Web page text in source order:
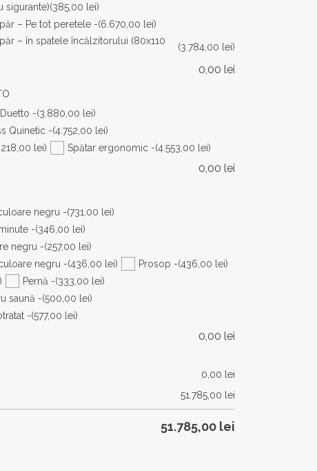
sigurante)(385,00 lei)
– Pe tot peretele -(6.670,00 lei)
– în spatele încălzitorului (80x110
(3.784,00 lei)
0,00 lei
-(3.880,00 lei)
Quinetic -(4.752,00 lei)
lei) Spătar ergonomic -(4.553,00 lei)
0,00 lei
negru -(731,00 lei)
-(346,00 lei)
negru -(257,00 lei)
negru -(436,00 lei) Prosop -(436,00 lei)
Pernă -(333,00 lei)
saună -(500,00 lei)
-(577,00 lei)
0,00 lei
0,00 lei
51.785,00 lei
51.785,00 lei